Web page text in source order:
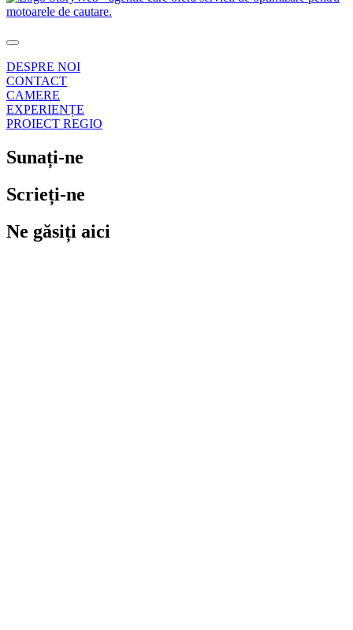
DESPRE NOI
CONTACT
CAMERE
EXPERIENȚE
PROIECT REGIO
Sunați-ne
Scrieți-ne
Ne găsiți aici